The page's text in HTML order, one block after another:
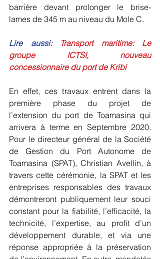
barrière devant prolonger le brise-
lames de 345 m au niveau du Mole C.
Lire aussi: Transport maritime: Le
groupe ICTSI, nouveau
concessionnaire du port de Kribi
En effet, ces travaux entrent dans la
première phase du projet de
l’extension du port de Toamasina qui
arrivera à terme en Septembre 2020.
Pour le directeur général de la Société
de Gestion du Port Autonome de
Toamasina (SPAT), Christian Avellin, à
travers cette cérémonie, la SPAT et les
entreprises responsables des travaux
démontreront publiquement leur souci
constant pour la fiabilité, l’efficacité, la
technicité, l’expertise, au profit d’un
développement durable, et via une
réponse appropriée à la préservation